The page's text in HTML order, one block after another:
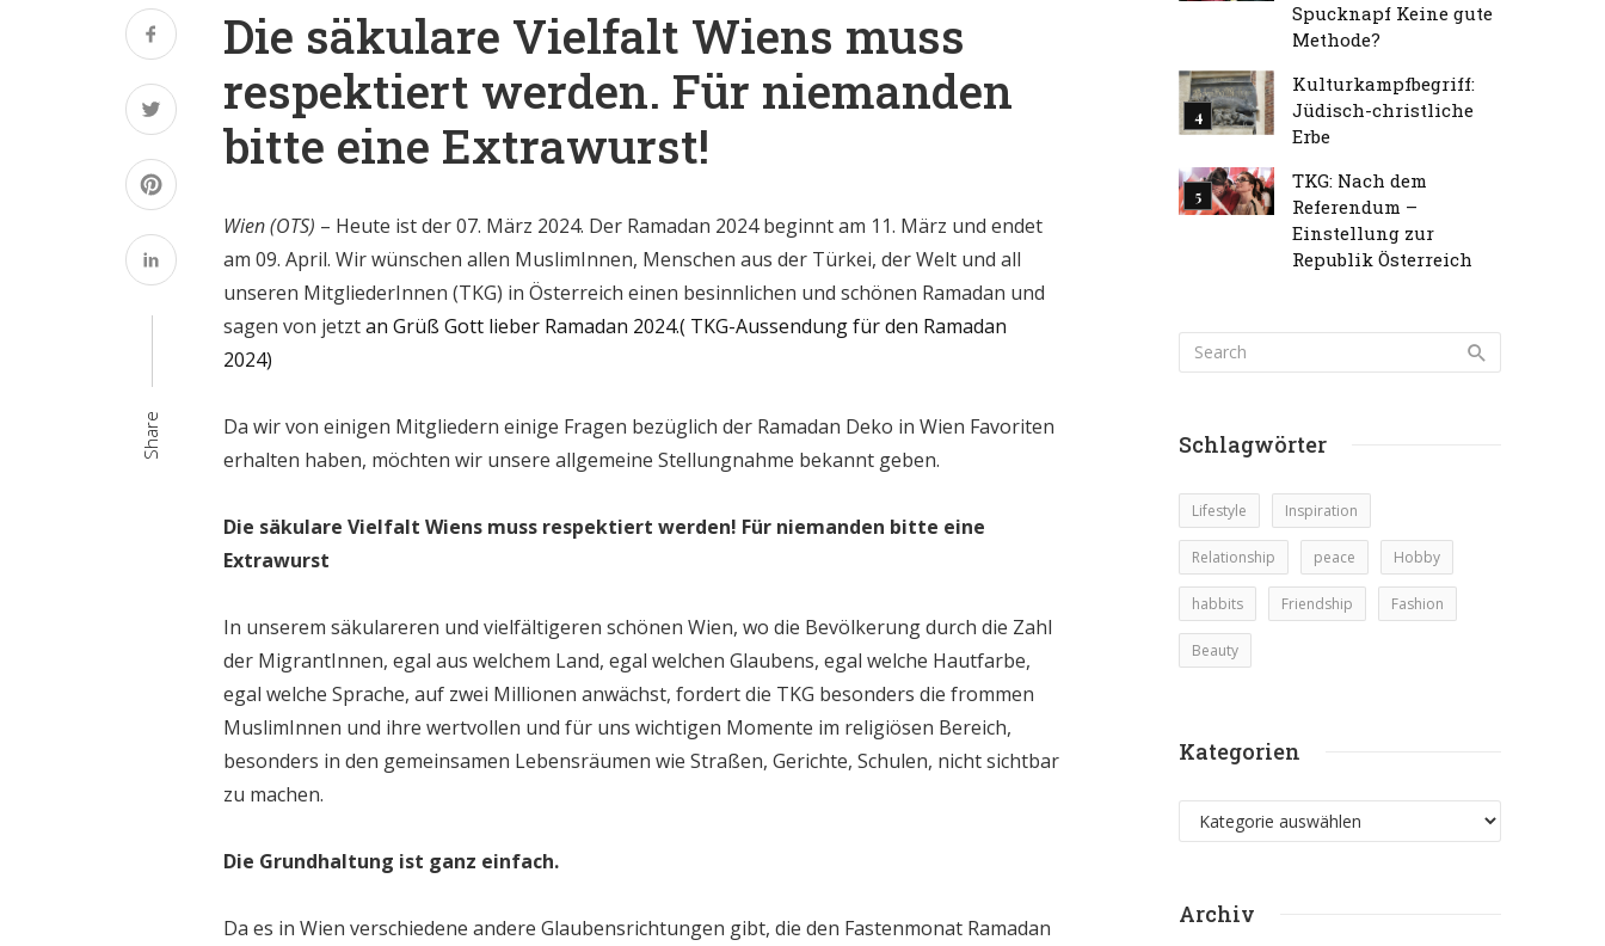
Share
Die säkulare Vielfalt Wiens muss
respektiert werden. Für niemanden
bitte eine Extrawurst!
Wien (OTS) – Heute ist der 07. März 2024. Der Ramadan 2024 beginnt am 11. März und endet
am 09. April. Wir wünschen allen MuslimInnen, Menschen aus der Türkei, der Welt und all
unseren MitgliederInnen (TKG) in Österreich einen besinnlichen und schönen Ramadan und
sagen von jetztan Grüß Gott lieber Ramadan 2024.( TKG-Aussendung für den Ramadan
2024)
Da wir von einigen Mitgliedern einige Fragen bezüglich der Ramadan Deko in Wien Favoriten
erhalten haben, möchten wir unsere allgemeine Stellungnahme bekannt geben.
Die säkulare Vielfalt Wiens muss respektiert werden! Für niemanden bitte eine
Extrawurst
In unserem säkulareren und vielfältigeren schönen Wien, wo die Bevölkerung durch die Zahl
der MigrantInnen, egal aus welchem Land, egal welchen Glaubens, egal welche Hautfarbe,
egal welche Sprache, auf zwei Millionen anwächst, fordert die TKG besonders die frommen
MuslimInnen und ihre wertvollen und für uns wichtigen Momente im religiösen Bereich,
besonders in den gemeinsamen Lebensräumen wie Straßen, Gerichte, Schulen, nicht sichtbar
zu machen.
Die Grundhaltung ist ganz einfach.
Da es in Wien verschiedene andere Glaubensrichtungen gibt, die den Fastenmonat Ramadan
Spucknapf Keine gute
Methode?
Kulturkampfbegriff:
Jüdisch-christliche
Erbe
TKG: Nach dem
Referendum –
Einstellung zur
Republik Österreich
Schlagwörter
Lifestyle Inspiration
Relationship peace Hobby
habbits Friendship Fashion
Beauty
Kategorien
Kategorien
Archiv